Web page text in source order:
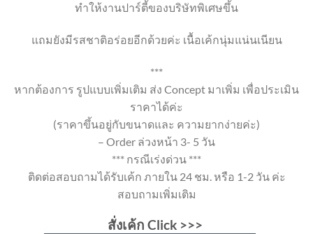
ทำให้งานปาร์ตี้ของบริษัทพิเศษขึ้น
แถมยังมีรสชาติอร่อยอีกด้วยค่ะ เนื้อเค้กนุ่มแน่นเนียน
***
หากต้องการ รูปแบบเพิ่มเติม ส่ง Concept มาเพิ่ม เพื่อประเมิน
ราคาได้ค่ะ
(ราคาขึ้นอยู่กับขนาดและ ความยากง่ายค่ะ)
– Order ล่วงหน้า 3- 5 วัน
*** กรณีเร่งด่วน ***
ติดต่อสอบถามได้รับเค้ก ภายใน 24 ชม. หรือ 1-2 วัน ค่ะ
สอบถามเพิ่มเติม
สั่งเค้ก Click >>>